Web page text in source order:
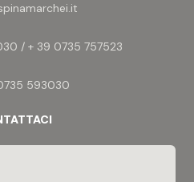
/ + 39 0735 757523
593030